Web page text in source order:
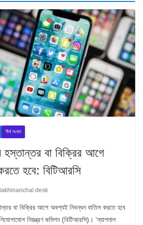
শীর্ষ সংবাদ
বা বিক্রির আগে
হবে: বিটিআরসি
desk
বা বিক্রির আগে অবশ্যই নিবন্ধন বাতিল করতে হবে
নিয়ন্ত্রণ কমিশন (বিটিআরসি)। ‘ন্যাশনাল